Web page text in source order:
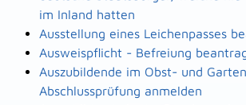
im Inland hatten
Ausstellung eines Leichenpasses
Ausweispflicht - Befreiung
Auszubildende im Obst- und
Abschlussprüfung anmelden